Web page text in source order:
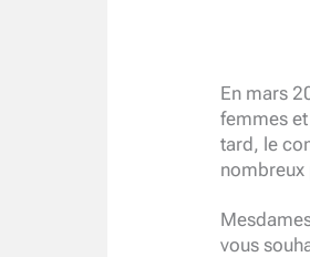
En mars
femmes
tard, le
nombreux
vous